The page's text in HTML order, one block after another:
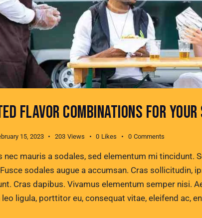
FLAVOR COMBINATIONS FOR
15, 2023 203 Views 0 Likes 0 Comments
nec mauris a sodales, sed elementum mi tincidunt.
sodales augue a accumsan. Cras sollicitudin,
Cras dapibus. Vivamus elementum semper nisi.
leo ligula, porttitor eu, consequat vitae, eleifend ac,